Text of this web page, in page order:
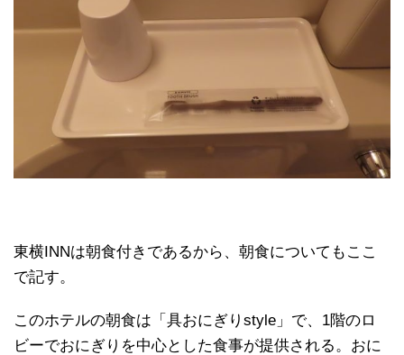
東横INNは朝食付きであるから、朝食についてもここ
で記す。
このホテルの朝食は「具おにぎりstyle」で、1階のロ
ビーでおにぎりを中心とした食事が提供される。おに